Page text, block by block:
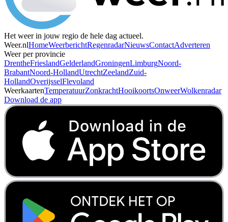
Het weer in jouw regio de hele dag actueel.
Weer.nlHomeWeerberichtRegenradarNieuwsContactAdverteren
Weer per provincie
DrentheFrieslandGelderlandGroningenLimburgNoord-
BrabantNoord-HollandUtrechtZeelandZuid-
HollandOverijsselFlevoland
WeerkaartenTemperatuurZonkrachtHooikoortsOnweerWolkenradar
Download de app